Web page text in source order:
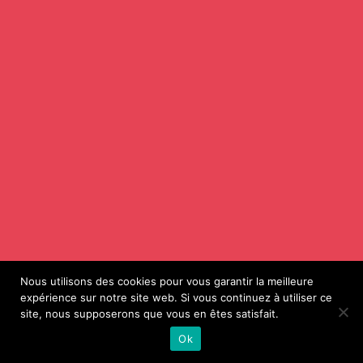
Nous utilisons des cookies pour vous garantir la meilleure
expérience sur notre site web. Si vous continuez à utiliser ce
site, nous supposerons que vous en êtes satisfait.
Ok